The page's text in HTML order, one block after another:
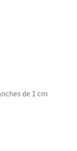
de 1 cm